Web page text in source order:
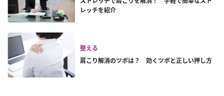
レッチを紹介
整える
肩こり解消のツボは？ 効くツボと正しい押し方